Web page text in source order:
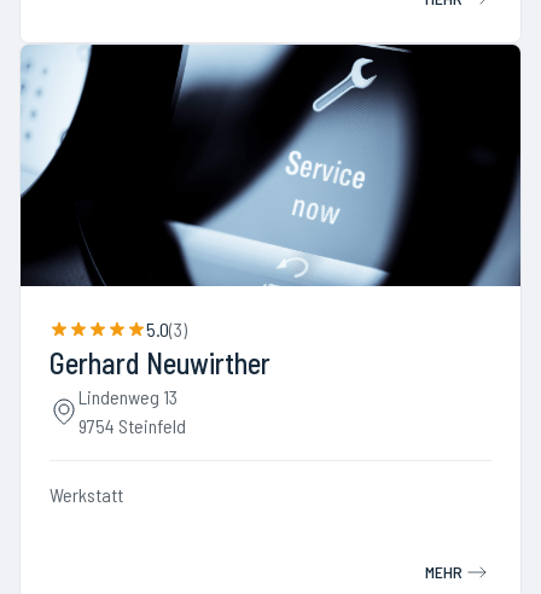
5.0(3)
Gerhard Neuwirther
Lindenweg 13
9754 Steinfeld
Werkstatt
MEHR